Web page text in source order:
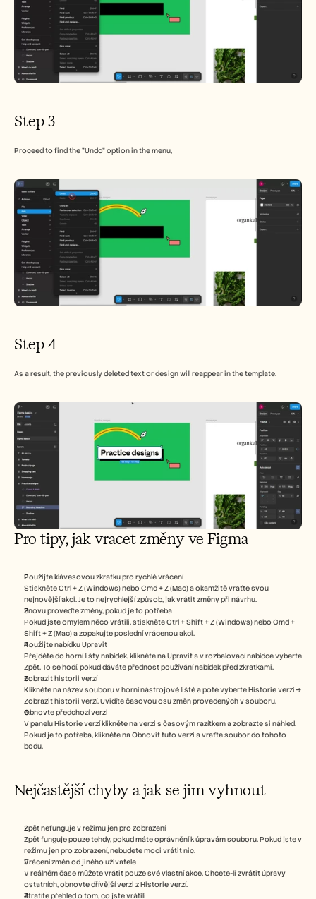
Step 3
Proceed to find the "Undo" option in the menu,
Step 4
As a result, the previously deleted text or design will reappear in the template.
Pro tipy, jak vracet změny ve Figma
Použijte klávesovou zkratku pro rychlé vrácení
Stiskněte Ctrl + Z (Windows) nebo Cmd + Z (Mac) a okamžitě vraťte svou
nejnovější akci. Je to nejrychlejší způsob, jak vrátit změny při návrhu.
Znovu proveďte změny, pokud je to potřeba
Pokud jste omylem něco vrátili, stiskněte Ctrl + Shift + Z (Windows) nebo Cmd +
Shift + Z (Mac) a zopakujte poslední vrácenou akci.
Použijte nabídku Upravit
Přejděte do horní lišty nabídek, klikněte na Upravit a v rozbalovací nabídce vyberte
Zpět. To se hodí, pokud dáváte přednost používání nabídek před zkratkami.
Zobrazit historii verzí
Klikněte na název souboru v horní nástrojové liště a poté vyberte Historie verzí →
Zobrazit historii verzí. Uvidíte časovou osu změn provedených v souboru.
Obnovte předchozí verzi
V panelu Historie verzí klikněte na verzi s časovým razítkem a zobrazte si náhled.
Pokud je to potřeba, klikněte na Obnovit tuto verzi a vraťte soubor do tohoto
bodu.
Nejčastější chyby a jak se jim vyhnout
Zpět nefunguje v režimu jen pro zobrazení
Zpět funguje pouze tehdy, pokud máte oprávnění k úpravám souboru. Pokud jste v
režimu jen pro zobrazení, nebudete moci vrátit nic.
Vrácení změn od jiného uživatele
V reálném čase můžete vrátit pouze své vlastní akce. Chcete-li zvrátit úpravy
ostatních, obnovte dřívější verzi z Historie verzí.
Ztratíte přehled o tom, co jste vrátili